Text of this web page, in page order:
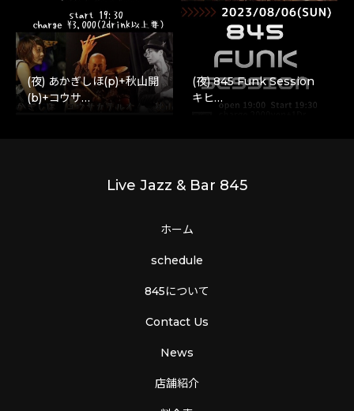
(夜) あかぎしほ(p)+秋山開
(b)+コウサ…
(夜) 845 Funk Session
キヒ…
Live Jazz & Bar 845
ホーム
schedule
845について
Contact Us
News
店舗紹介